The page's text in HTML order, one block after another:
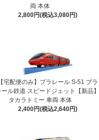
両 本体
2,800円(税込3,080円)
【宅配便のみ】プラレール S-51 プラ
ール鉄道 スピードジェット【新品】
タカラトミー 車両 本体
2,400円(税込2,640円)